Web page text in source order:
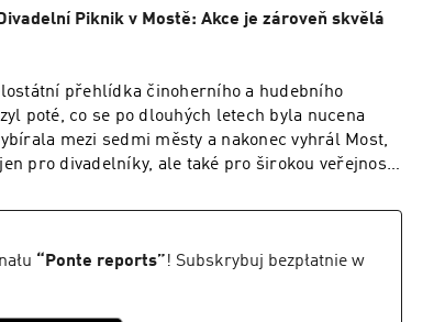
jehož obrazy opakovaně zařadily aukční síně
výběru nejlepších výtvarných děl 20. a 21.
mnohé z jeho úžasných děl vidět v
v rámci výstavy Ozvěny přítomnosti až do do
můžete stát jedním z modelů pro jedinečné dílo,
Piknik v Mostě: Akce je zároveň skvělá
přehlídka činoherního a hudebního
poté, co se po dlouhých letech byla nucena
mezi sedmi městy a nakonec vyhrál Most,
pro divadelníky, ale také pro širokou veřejnost.
napříč celou řadou profesionálních i
pouliční akce nebo koncerty či slam
každý a více se o akci, která se koná ve dnech 6.
rozhovoru v Ponte reports, kde mj. zhodnotíme i
“ Ponte reports”! Subskrybuj bezpłatnie w